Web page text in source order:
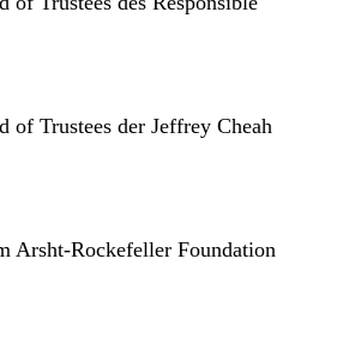
of Trustees der Jeffrey Cheah
Arsht-Rockefeller Foundation